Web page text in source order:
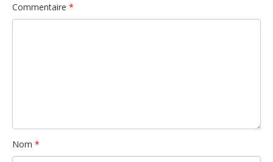
Commentaire *
Nom *